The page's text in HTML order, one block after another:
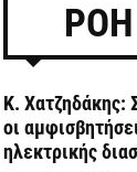
ΡΟΗ
Κ. Χατζηδάκης:
οι
ηλεκτρικής